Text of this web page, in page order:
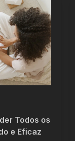
Todos os
e Eficaz